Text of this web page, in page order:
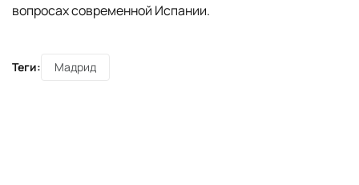
вопросах современной Испании.
Теги: Мадрид